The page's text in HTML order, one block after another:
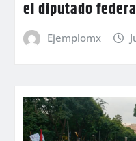
el diputado
Ejemplomx